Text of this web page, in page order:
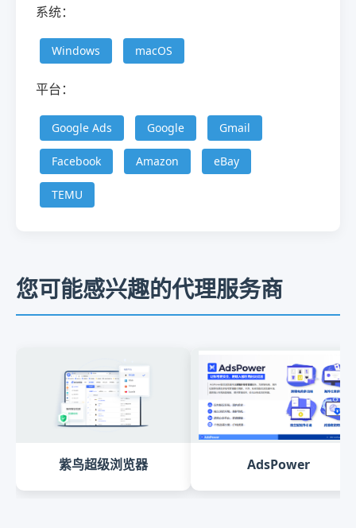
系统：
Windows macOS
平台：
Google Ads Google Gmail
Facebook Amazon eBay
TEMU
您可能感兴趣的代理服务商
紫鸟超级浏览器 AdsPower